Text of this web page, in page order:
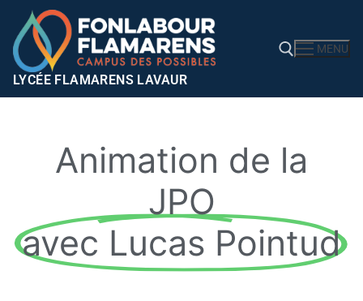
LYCÉE FLAMARENS LAVAUR
MENU
Animation de la
JPO
avec Lucas Pointud